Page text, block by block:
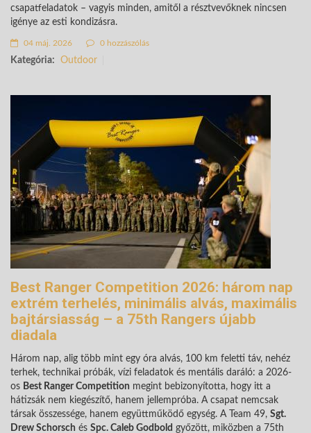
csapatfeladatok – vagyis minden, amitől a résztvevőknek nincsen
igénye az esti kondizásra.
04 máj. 2026 0 hozzászólás
Kategória: Outdoor
Best Ranger Competition 2026: három nap
extrém terhelés, minimális alvás, maximális
bajtársiasság – a 75th Rangers újabb
diadala
Három nap, alig több mint egy óra alvás, 100 km feletti táv, nehéz
terhek, technikai próbák, vízi feladatok és mentális daráló: a 2026-
os Best Ranger Competition megint bebizonyította, hogy itt a
hátizsák nem kiegészítő, hanem jellempróba. A csapat nemcsak
társak összessége, hanem együttműködő egység. A Team 49, Sgt.
Drew Schorsch és Spc. Caleb Godbold győzött, miközben a 75th